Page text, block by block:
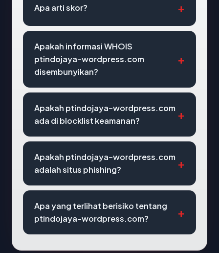
Apa arti skor?
Apakah informasi WHOIS
ptindojaya-wordpress.com
disembunyikan?
Apakah ptindojaya-wordpress.com
ada di blocklist keamanan?
Apakah ptindojaya-wordpress.com
adalah situs phishing?
Apa yang terlihat berisiko tentang
ptindojaya-wordpress.com?